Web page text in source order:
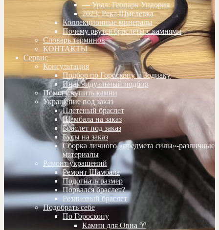
— Урал: Геопарк Ундория
2023: Река Шмелевка
Коллекционные минералы
Почему рвутся браслеты с камнями
Словарь терминов
КОНТАКТЫ
Сервис
Консультация
Подбор по Гороскопу и Зодиаку
Индивидуальный подбор
Помогу купить камни
Украшение под заказ
Плетеный браслет
Шамбала на заказ
Браслет под заказ
Бусы на заказ
Сборка личного «предмета силы»-различные
материалы
Ремонт украшений
Ремонт Шамбала
Подогнать размер
Порвался браслет?
Резиновый браслет
Подобрать себе
По Гороскопу
Камни для Овна ♈️